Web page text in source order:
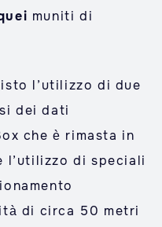
muniti di
l’utilizzo di due
dei dati
che è rimasta in
l’utilizzo di speciali
di circa 50 metri